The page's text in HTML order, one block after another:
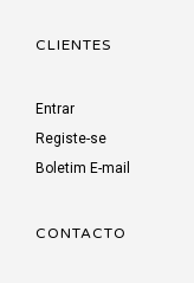
CLIENTES
Entrar
Registe-se
Boletim E-mail
CONTACTO